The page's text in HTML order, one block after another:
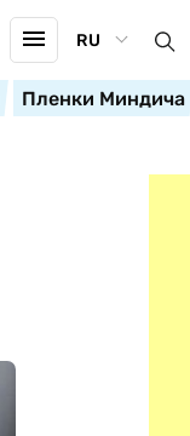
RU
Пленки Миндича